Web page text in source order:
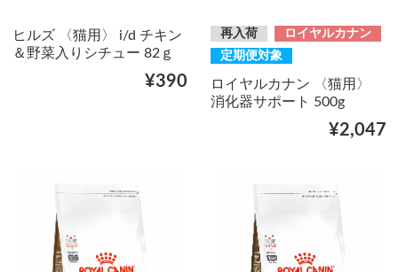
ヒルズ 〈猫用〉 i/d チキン
＆野菜入りシチュー 82ｇ
¥390
再入荷
ロイヤルカナン
定期便対象
ロイヤルカナン 〈猫用〉
消化器サポート 500g
¥2,047